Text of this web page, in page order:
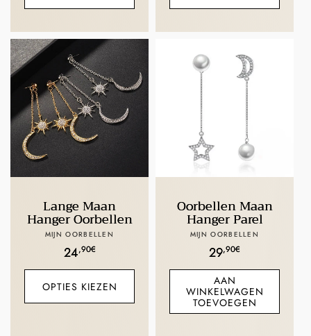
Lange Maan
Hanger Oorbellen
Verkoper:
MIJN OORBELLEN
Normale
prijs
24,90€
OPTIES KIEZEN
Oorbellen Maan
Hanger Parel
Verkoper:
MIJN OORBELLEN
Normale
prijs
29,90€
AAN
WINKELWAGEN
TOEVOEGEN